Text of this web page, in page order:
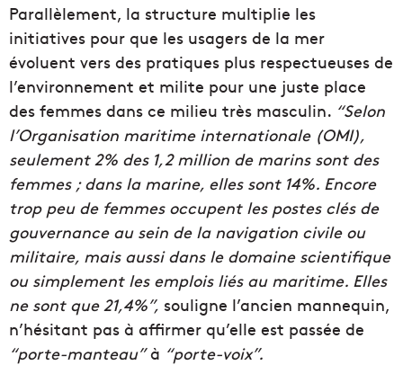
Parallèlement, la structure multiplie les
initiatives pour que les usagers de la mer
évoluent vers des pratiques plus respectueuses de
l’environnement et milite pour une juste place
des femmes dans ce milieu très masculin. “Selon
l’Organisation maritime internationale (OMI),
seulement 2% des 1,2 million de marins sont des
femmes ; dans la marine, elles sont 14%. Encore
trop peu de femmes occupent les postes clés de
gouvernance au sein de la navigation civile ou
militaire, mais aussi dans le domaine scientifique
ou simplement les emplois liés au maritime. Elles
ne sont que 21,4%”, souligne l’ancien mannequin,
n’hésitant pas à affirmer qu’elle est passée de
“porte-manteau”à “porte-voix”.